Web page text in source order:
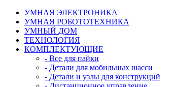
УМНАЯ ЭЛЕКТРОНИКА
УМНАЯ РОБОТОТЕХНИКА
УМНЫЙ ДОМ
ТЕХНОЛОГИЯ
КОМПЛЕКТУЮЩИЕ
- Все для пайки
- Детали для мобильных шасси
- Детали и узлы для конструкций